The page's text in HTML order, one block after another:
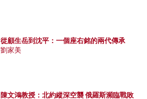
從顧生岳到沈平：一個座右銘的兩代傳承
劉家美
陳文鴻教授：北約縱深空襲 俄羅斯瀕臨戰敗